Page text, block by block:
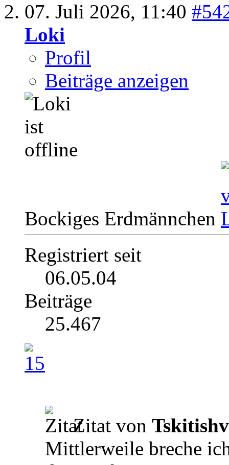
07. Juli 2026, 11:40
Loki
Profil
Beiträge anzeigen
Bockiges Erdmännchen
Registriert seit
06.05.04
Beiträge
25.467
Zitat von
Mittlerweile breche